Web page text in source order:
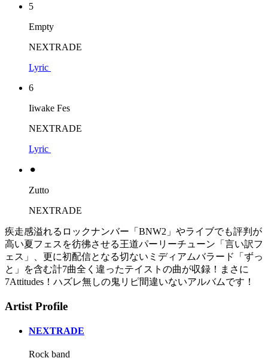
5
Empty
NEXTRADE
Lyric
6
Iiwake Fes
NEXTRADE
Lyric
⚫︎
Zutto
NEXTRADE
疾走感溢れるロックナンバー「BNW2」やライブでも評判が
高い夏フェスを彷彿させる王道パーリーチューン「言い訳フ
ェス」、更に初配信となる切ないミディアムバラード「ずっ
と」を含む計7曲全く違ったテイストの曲が収録！まさに
7Attitudes！ハズレ無しの鬼リピ間違いないアルバムです！
Artist Profile
NEXTRADE
Rock band